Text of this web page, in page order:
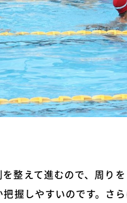
整えて進むので、周り
握しやすいのです。さ